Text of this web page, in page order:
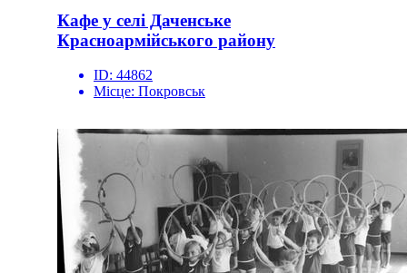
Кафе у селі Даченське
Красноармійського району
ID: 44862
Місце: Покровськ